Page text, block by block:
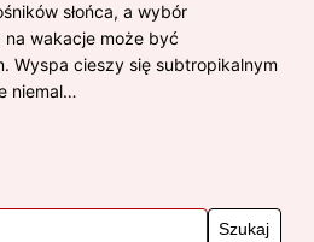
słońca, a wybór
wakacje może być
Wyspa cieszy się subtropikalnym
niemal…